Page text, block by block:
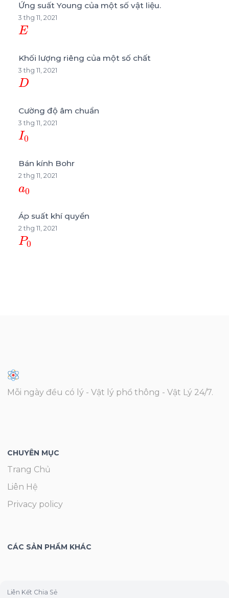
Ứng suất Young của một số vật liệu.
3 thg 11, 2021
E
Khối lượng riêng của một số chất
3 thg 11, 2021
D
Cường độ âm chuẩn
3 thg 11, 2021
I0
Bán kính Bohr
2 thg 11, 2021
a0
Áp suất khí quyển
2 thg 11, 2021
P0
Mỗi ngày đều có lý - Vật lý phổ thông - Vật Lý 24/7.
CHUYÊN MỤC
Trang Chủ
Liên Hệ
Privacy policy
CÁC SẢN PHẨM KHÁC
Liên Kết Chia Sẻ